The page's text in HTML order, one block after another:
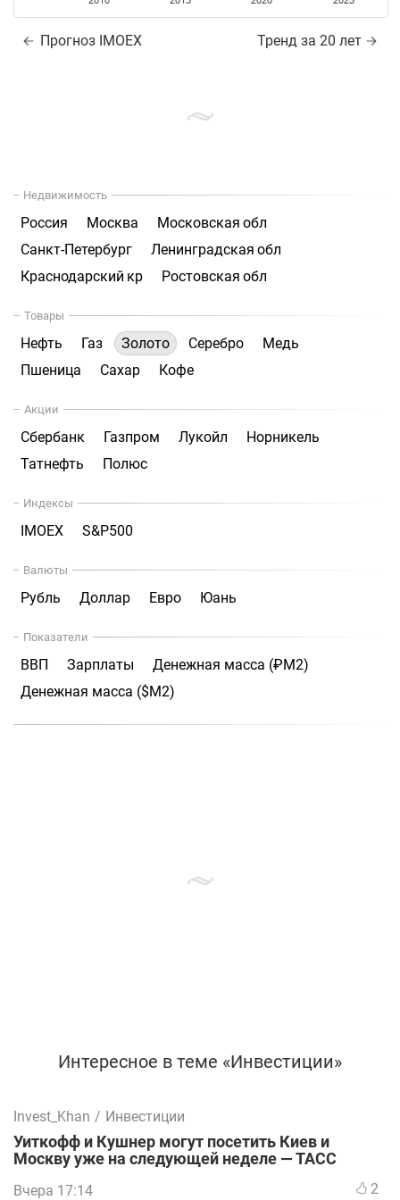
Прогноз IMOEX Тренд за 20 лет
Недвижимость
Россия Москва
Московская обл
Санкт-Петербург
Ленинградская обл
Краснодарский кр
Ростовская обл
Товары
Нефть Газ Золото Серебро
Медь
Пшеница
Сахар Кофе
Акции
Сбербанк Газпром Лукойл
Норникель
Татнефть
Полюс
Индексы
IMOEX S&P500
Валюты
Рубль Доллар Евро Юань
Показатели
ВВП Зарплаты
Денежная масса (₽М2)
Денежная масса ($М2)
Интересное в теме «Инвестиции»
Invest_Khan / Инвестиции
Уиткофф и Кушнер могут посетить Киев и
Москву уже на следующей неделе — ТАСС
Вчера 17:14 2